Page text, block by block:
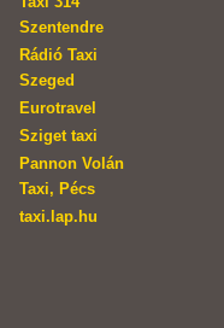
Szentendre
Rádió Taxi
Szeged
Eurotravel
Sziget taxi
Pannon Volán
Taxi, Pécs
taxi.lap.hu